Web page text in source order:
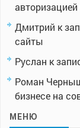
авторизацией
Дмитрий к
сайты
Руслан к
Роман
бизнесе на
МЕНЮ